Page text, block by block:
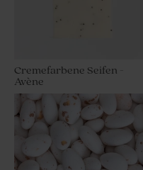
Cremefarbene Seifen -
Avène